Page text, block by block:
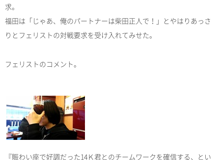
求。
福田は「じゃあ、俺のパートナーは柴田正人で！」とやはりあっさ
りとフェリストの対戦要求を受け入れてみせた。
フェリストのコメント。
『賑わい座で好調だった14Ｋ君とのチームワークを確信する、とい